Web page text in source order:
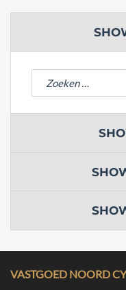
Zoeken
naar:
VASTGOED NOORD